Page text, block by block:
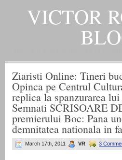
VICTOR
Ziaristi Online: Tineri
Opinca pe Centrul
replica la spanzurarea
Semnati SCRISOARE
premierului Boc: Pana
demnitatea nationala in
March 17th, 2011 VR 3